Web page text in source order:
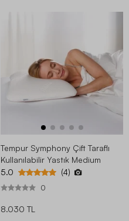
Tempur Symphony Çift Taraflı
Kullanılabilir Yastık Medium
5.0
(4)
0
8.030 TL